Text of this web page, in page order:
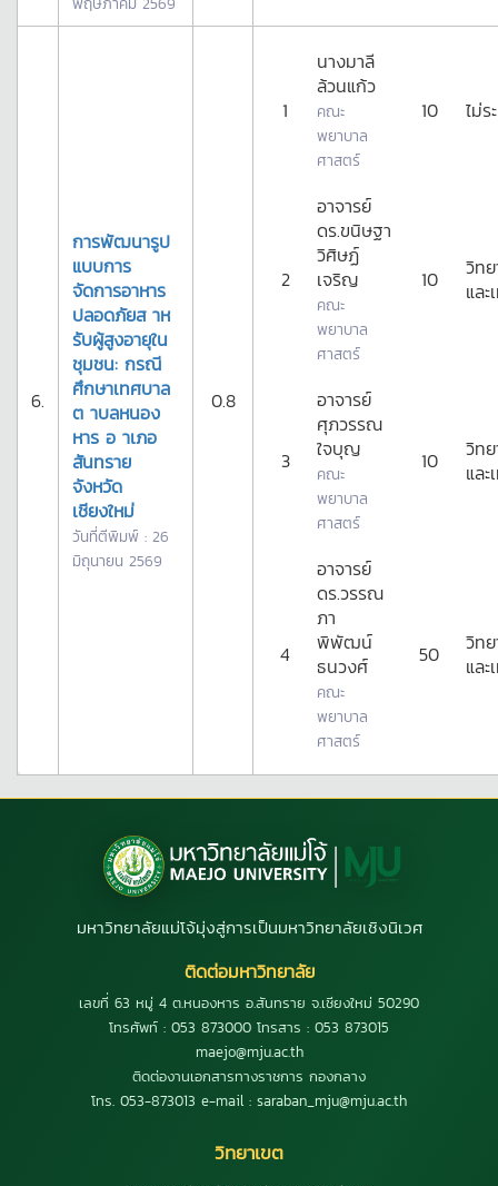
6.
การพัฒนารูป
แบบการ
จัดการอาหาร
ปลอดภัยส าห
รับผู้สูงอายุใน
ชุมชน: กรณี
ศึกษาเทศบาล
ต าบลหนอง
หาร อ าเภอ
สันทราย
จังหวัด
เชียงใหม่
วันที่ตีพิมพ์ : 26
มิถุนายน 2569
0.8
1
นางมาลี
ล้วนแก้ว
คณะ
พยาบาล
ศาสตร์
10 ไม่ร
2
อาจารย์
ดร.ขนิษฐา
วิศิษฏ์
เจริญ
คณะ
พยาบาล
ศาสตร์
10
วิท
และ
3
อาจารย์
ศุภวรรณ
ใจบุญ
คณะ
พยาบาล
ศาสตร์
10
วิท
และ
4
อาจารย์
ดร.วรรณ
ภา
พิพัฒน์
ธนวงศ์
คณะ
พยาบาล
ศาสตร์
50
วิท
และ
มหาวิทยาลัยแม่โจ้มุ่งสู่การเป็นมหาวิทยาลัยเชิงนิเวศ
ติดต่อมหาวิทยาลัย
เลขที่ 63 หมู่ 4 ต.หนองหาร อ.สันทราย จ.เชียงใหม่ 50290
โทรศัพท์ : 053 873000 โทรสาร : 053 873015
maejo@mju.ac.th
ติดต่องานเอกสารทางราชการ กองกลาง
โทร. 053-873013 e-mail : saraban_mju@mju.ac.th
วิทยาเขต